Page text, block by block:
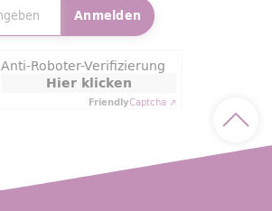
Anmelden
Anti-Roboter-Verifizierung
Hier klicken
FriendlyCaptcha ⇗